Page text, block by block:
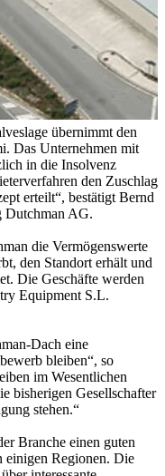
übernimmt den
Das Unternehmen mit
in die Insolvenz
den Zuschlag
erteilt“, bestätigt Bernd
Dutchman AG.
die Vermögenswerte
den Standort erhält und
Die Geschäfte werden
Equipment S.L.
Dach eine
bleiben“, so
im Wesentlichen
bisherigen Gesellschafter
stehen.“
Branche einen guten
einigen Regionen. Die